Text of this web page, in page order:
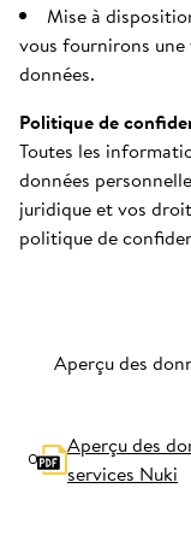
Mise à
vous fournirons une
données.
Politique de
Toutes les
données
juridique et vos
politique de
Aperçu des
Aperçu des
services Nuki